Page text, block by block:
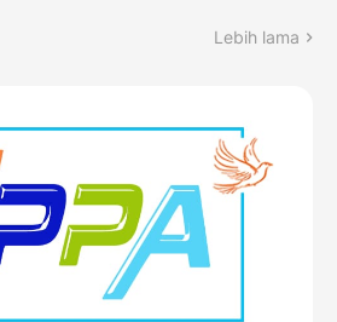
Lebih lama